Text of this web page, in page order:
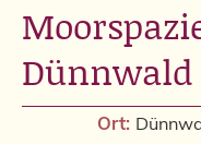
Dünnwald
Ort: